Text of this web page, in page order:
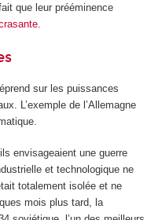
que leur prééminence
.
sur les puissances
L’exemple de l’Allemagne
envisageaient une guerre
et technologique ne
totalement isolée et ne
mois plus tard, la